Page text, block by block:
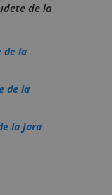
de la
de la
de la
la Jara